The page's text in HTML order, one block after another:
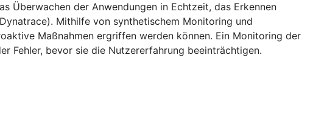
Überwachen der Anwendungen in Echtzeit, das Erkennen
Mithilfe von synthetischem Monitoring und
Maßnahmen ergriffen werden können. Ein Monitoring der
Fehler, bevor sie die Nutzererfahrung beeinträchtigen.